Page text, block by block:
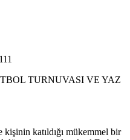
TURNUVASI VE YAZ
katıldığı mükemmel bir